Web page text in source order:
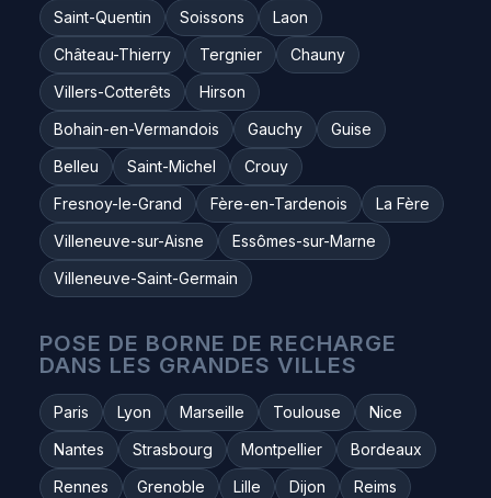
Saint-Quentin Soissons
Laon
Château-Thierry
Tergnier
Chauny
Villers-Cotterêts
Hirson
Bohain-en-Vermandois
Gauchy
Guise
Belleu
Saint-Michel
Crouy
Fresnoy-le-Grand
Fère-en-Tardenois
La Fère
Villeneuve-sur-Aisne
Essômes-sur-Marne
Villeneuve-Saint-Germain
POSE DE BORNE DE RECHARGE
DANS LES GRANDES VILLES
Paris Lyon Marseille Toulouse
Nice
Nantes
Strasbourg Montpellier
Bordeaux
Rennes
Grenoble Lille Dijon
Reims